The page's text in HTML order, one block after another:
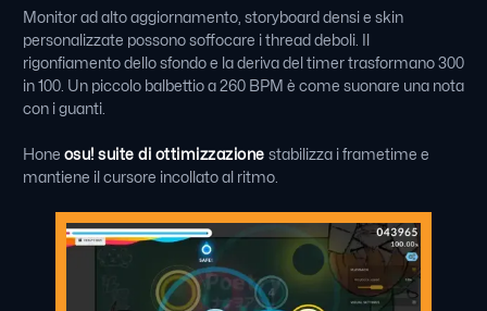
Monitor ad alto aggiornamento, storyboard densi e skin
personalizzate possono soffocare i thread deboli. Il
rigonfiamento dello sfondo e la deriva del timer trasformano 300
in 100. Un piccolo balbettio a 260 BPM è come suonare una nota
con i guanti.
Hone osu! suite di ottimizzazione stabilizza i frametime e
mantiene il cursore incollato al ritmo.